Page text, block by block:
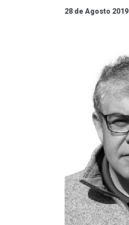
28 de Agosto 2019